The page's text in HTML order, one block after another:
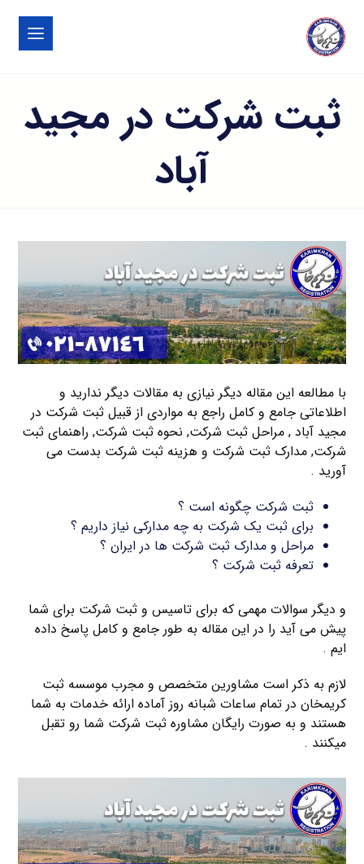
ثبت شرکت در مجید
آباد
با مطالعه این مقاله دیگر نیازی به مقالات دیگر ندارید و
اطلاعاتی جامع و کامل راجع به مواردی از قبیل ثبت شرکت در
مجید آباد , مراحل ثبت شرکت, نحوه ثبت شرکت, راهنمای ثبت
شرکت, مدارک ثبت شرکت و هزینه ثبت شرکت بدست می
آورید .
ثبت شرکت چگونه است ؟
برای ثبت یک شرکت به چه مدارکی نیاز داریم ؟
مراحل و مدارک ثبت شرکت ها در ایران ؟
تعرفه ثبت شرکت ؟
و دیگر سوالات مهمی که برای تاسیس و ثبت شرکت برای شما
پیش می آید را در این مقاله به طور جامع و کامل پاسخ داده
ایم .
لازم به ذکر است مشاورین متخصص و مجرب موسسه ثبت
کریمخان در تمام ساعات شبانه روز آماده ارائه خدمات به شما
هستند و به صورت رایگان مشاوره ثبت شرکت شما رو تقبل
میکنند .